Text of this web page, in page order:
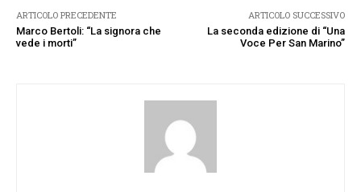
ARTICOLO PRECEDENTE
Marco Bertoli: “La signora che
vede i morti”
ARTICOLO SUCCESSIVO
La seconda edizione di “Una
Voce Per San Marino”